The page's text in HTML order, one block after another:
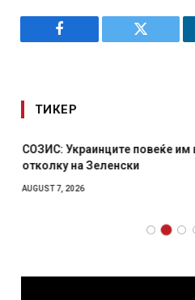
Facebook Twitter
ТИКЕР
СОЗИС: Украинците повеќе им
отколку на Зеленски
AUGUST 7, 2026